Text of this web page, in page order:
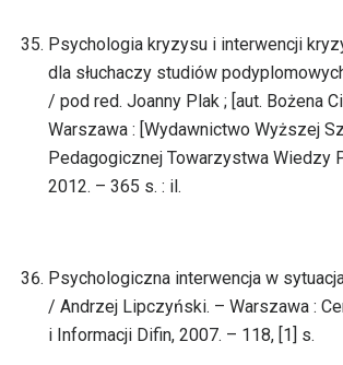
Psychologia kryzysu i interwencji
dla słuchaczy studiów
/ pod red. Joanny Plak ; [aut. Bożena
Warszawa : [Wydawnictwo Wyższej
Pedagogicznej Towarzystwa Wiedzy
2012. – 365 s. : il.
Psychologiczna interwencja w
/ Andrzej Lipczyński. – Warszawa :
i Informacji Difin, 2007. – 118, [1] s.